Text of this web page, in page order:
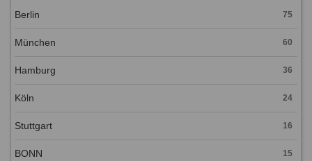
Berlin 75
München 60
Hamburg 36
Köln 24
Stuttgart 16
BONN 15